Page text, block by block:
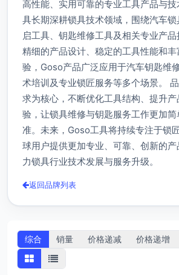
高性能、实用可靠的专业工具产品与
具长期深耕锁具技术领域，围绕汽车
启工具、钥匙维修工具及相关专业产
精细的产品设计、稳定的工具性能和
验，Goso产品广泛应用于汽车钥匙维
术培训及专业锁匠服务等多个场景。
求为核心，不断优化工具结构、提升
验，让锁具维修与钥匙服务工作更加
准。未来，Goso工具将持续专注于锁
球用户提供更加专业、可靠、创新的
力锁具行业技术发展与服务升级。
返回品牌列表
综合 销量 价格递减 价格递增